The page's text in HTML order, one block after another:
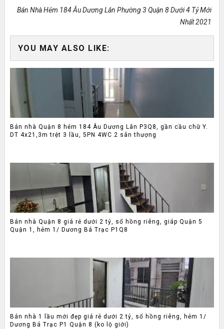
Bán Nhà Hẻm 184 Âu Dương Lân Phường 3 Quận 8 Dưới 4 Tỷ Mới
Nhất 2021
YOU MAY ALSO LIKE:
Bán nhà Quận 8 hẻm 184 Âu Dương Lân P3Q8, gần cầu chữ Y.
DT 4x21,3m trệt 3 lầu, 5PN 4WC 2 sân thượng
Bán nhà Quận 8 giá rẻ dưới 2 tỷ, sổ hồng riêng, giáp Quận 5
Quận 1, hẻm 1/ Dương Bá Trạc P1Q8
Bán nhà 1 lầu mới đẹp giá rẻ dưới 2 tỷ, sổ hồng riêng, hẻm 1/
Dương Bá Trạc P1 Quận 8 (ko lộ giới)